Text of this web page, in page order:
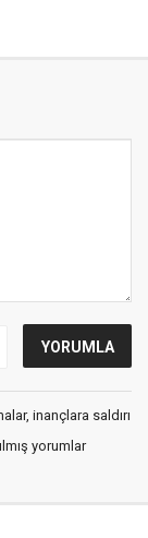
inançlara saldırı
yorumlar